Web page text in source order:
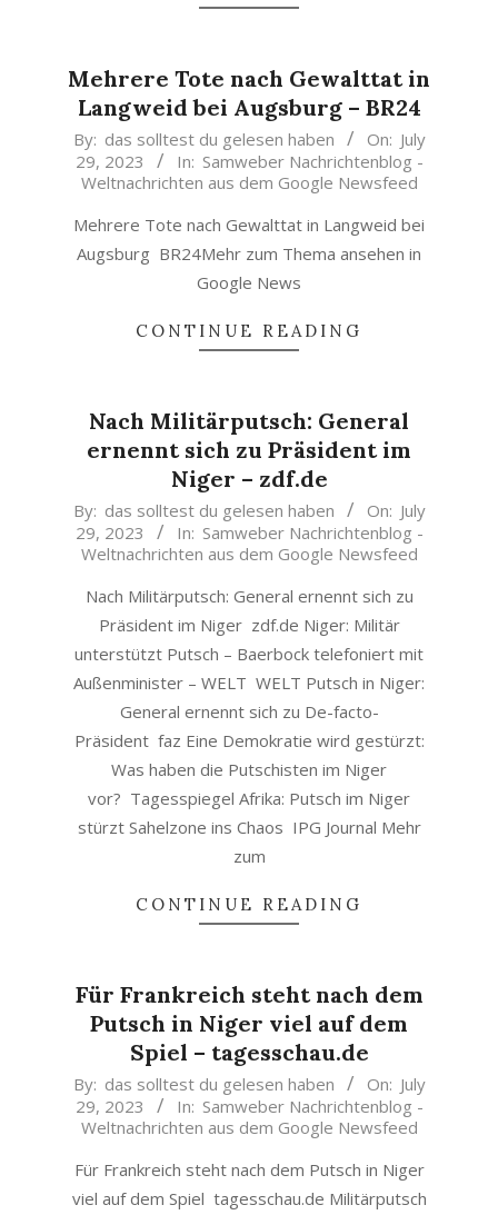
Mehrere Tote nach Gewalttat in
Langweid bei Augsburg – BR24
2023-
07-
29
By: das solltest du gelesen haben On: July
29, 2023
In: Samweber Nachrichtenblog -
Weltnachrichten aus dem Google Newsfeed
Mehrere Tote nach Gewalttat in Langweid bei
Augsburg BR24Mehr zum Thema ansehen in
Google News
CONTINUE READING
Nach Militärputsch: General
ernennt sich zu Präsident im
Niger – zdf.de
2023-
07-
29
By: das solltest du gelesen haben On: July
29, 2023
In: Samweber Nachrichtenblog -
Weltnachrichten aus dem Google Newsfeed
Nach Militärputsch: General ernennt sich zu
Präsident im Niger zdf.de Niger: Militär
unterstützt Putsch – Baerbock telefoniert mit
Außenminister – WELT WELT Putsch in Niger:
General ernennt sich zu De-facto-
Präsident faz Eine Demokratie wird gestürzt:
Was haben die Putschisten im Niger
vor? Tagesspiegel Afrika: Putsch im Niger
stürzt Sahelzone ins Chaos IPG Journal Mehr
zum
CONTINUE READING
Für Frankreich steht nach dem
Putsch in Niger viel auf dem
Spiel – tagesschau.de
2023-
07-
29
By: das solltest du gelesen haben On: July
29, 2023
In: Samweber Nachrichtenblog -
Weltnachrichten aus dem Google Newsfeed
Für Frankreich steht nach dem Putsch in Niger
viel auf dem Spiel tagesschau.de Militärputsch